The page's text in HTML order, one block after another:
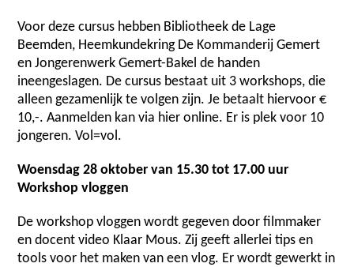
Voor deze cursus hebben Bibliotheek de Lage
Beemden, Heemkundekring De Kommanderij Gemert
en Jongerenwerk Gemert-Bakel de handen
ineengeslagen. De cursus bestaat uit 3 workshops, die
alleen gezamenlijk te volgen zijn. Je betaalt hiervoor €
10,-. Aanmelden kan via hier online. Er is plek voor 10
jongeren. Vol=vol.
Woensdag 28 oktober van 15.30 tot 17.00 uur
Workshop vloggen
De workshop vloggen wordt gegeven door filmmaker
en docent video Klaar Mous. Zij geeft allerlei tips en
tools voor het maken van een vlog. Er wordt gewerkt in